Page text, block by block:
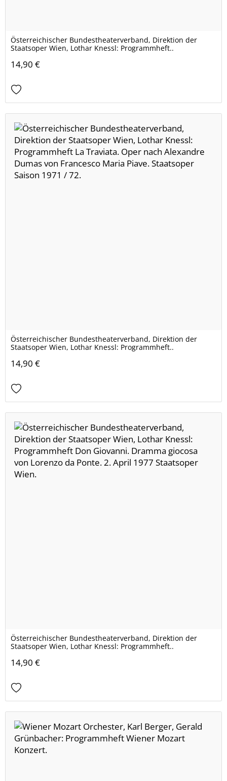
Österreichischer Bundestheaterverband, Direktion der
Staatsoper Wien, Lothar Knessl: Programmheft..
14,90 €
Österreichischer Bundestheaterverband, Direktion der
Staatsoper Wien, Lothar Knessl: Programmheft..
14,90 €
Österreichischer Bundestheaterverband, Direktion der
Staatsoper Wien, Lothar Knessl: Programmheft..
14,90 €